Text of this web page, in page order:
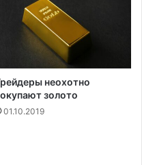
неохотно
золото
01.10.2019